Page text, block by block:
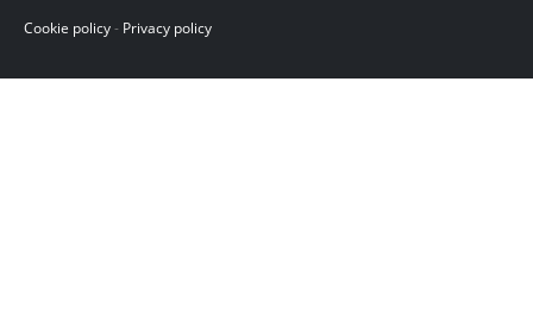
Cookie policy- Privacy policy